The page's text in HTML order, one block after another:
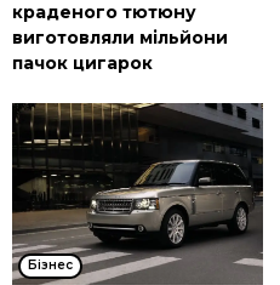
краденого тютюну
виготовляли мільйони
пачок цигарок
Бізнес